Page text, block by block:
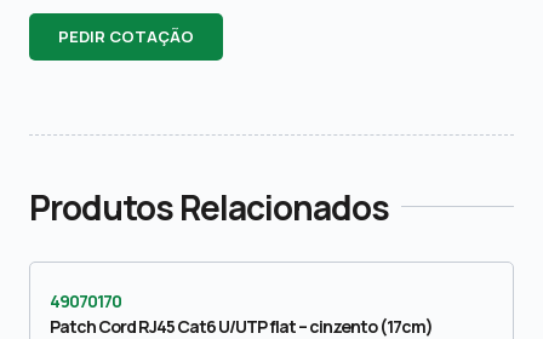
PEDIR COTAÇÃO
Produtos Relacionados
49070170
Patch Cord RJ45 Cat6 U/UTP flat – cinzento (17cm)